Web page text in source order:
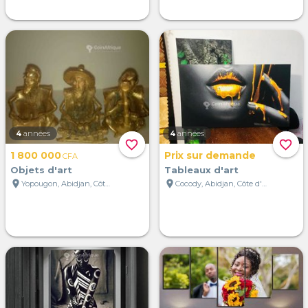
favorite_border
4 années
1 800 000CFA
Objets d'art
location_on
Yopougon, Abidjan, Côte d'Ivoire
favorite_border
4 années
Prix sur demande
Tableaux d'art
location_on
Cocody, Abidjan, Côte d'Ivoire